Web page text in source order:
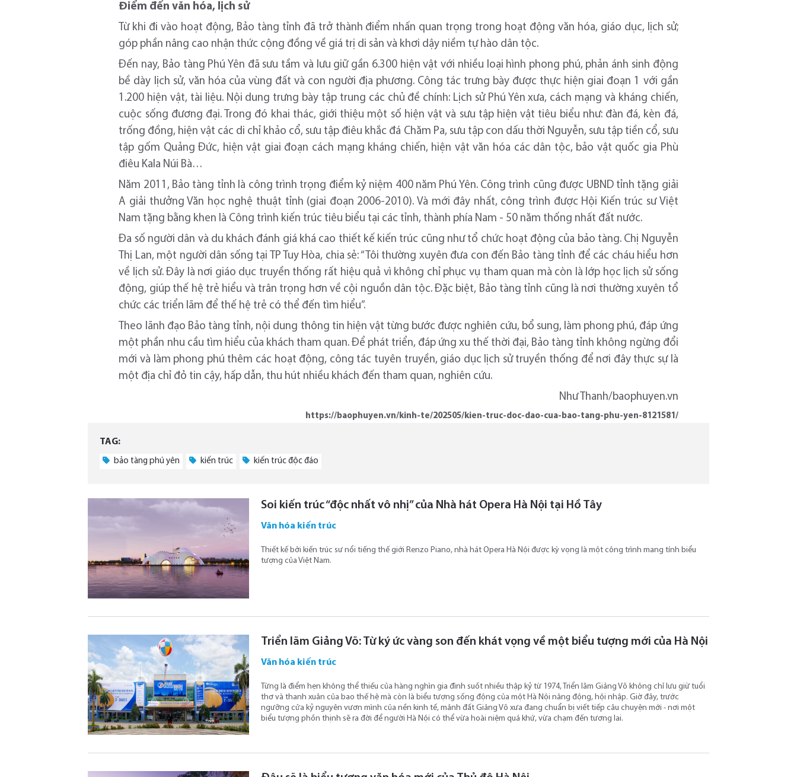
Điểm đến văn hóa, lịch sử
Từ khi đi vào hoạt động, Bảo tàng tỉnh đã trở thành điểm nhấn quan trọng trong hoạt động văn hóa, giáo dục, lịch sử;
góp phần nâng cao nhận thức cộng đồng về giá trị di sản và khơi dậy niềm tự hào dân tộc.
Đến nay, Bảo tàng Phú Yên đã sưu tầm và lưu giữ gần 6.300 hiện vật với nhiều loại hình phong phú, phản ánh sinh động
bề dày lịch sử, văn hóa của vùng đất và con người địa phương. Công tác trưng bày được thực hiện giai đoạn 1 với gần
1.200 hiện vật, tài liệu. Nội dung trưng bày tập trung các chủ đề chính: Lịch sử Phú Yên xưa, cách mạng và kháng chiến,
cuộc sống đương đại. Trong đó khai thác, giới thiệu một số hiện vật và sưu tập hiện vật tiêu biểu như: đàn đá, kèn đá,
trống đồng, hiện vật các di chỉ khảo cổ, sưu tập điêu khắc đá Chăm Pa, sưu tập con dấu thời Nguyễn, sưu tập tiền cổ, sưu
tập gốm Quảng Đức, hiện vật giai đoạn cách mạng kháng chiến, hiện vật văn hóa các dân tộc, bảo vật quốc gia Phù
điêu Kala Núi Bà…
Năm 2011, Bảo tàng tỉnh là công trình trọng điểm kỷ niệm 400 năm Phú Yên. Công trình cũng được UBND tỉnh tặng giải
A giải thưởng Văn học nghệ thuật tỉnh (giai đoạn 2006-2010). Và mới đây nhất, công trình được Hội Kiến trúc sư Việt
Nam tặng bằng khen là Công trình kiến trúc tiêu biểu tại các tỉnh, thành phía Nam - 50 năm thống nhất đất nước.
Đa số người dân và du khách đánh giá khá cao thiết kế kiến trúc cũng như tổ chức hoạt động của bảo tàng. Chị Nguyễn
Thị Lan, một người dân sống tại TP Tuy Hòa, chia sẻ: “Tôi thường xuyên đưa con đến Bảo tàng tỉnh để các cháu hiểu hơn
về lịch sử. Đây là nơi giáo dục truyền thống rất hiệu quả vì không chỉ phục vụ tham quan mà còn là lớp học lịch sử sống
động, giúp thế hệ trẻ hiểu và trân trọng hơn về cội nguồn dân tộc. Đặc biệt, Bảo tàng tỉnh cũng là nơi thường xuyên tổ
chức các triển lãm để thế hệ trẻ có thể đến tìm hiểu”.
Theo lãnh đạo Bảo tàng tỉnh, nội dung thông tin hiện vật từng bước được nghiên cứu, bổ sung, làm phong phú, đáp ứng
một phần nhu cầu tìm hiểu của khách tham quan. Để phát triển, đáp ứng xu thế thời đại, Bảo tàng tỉnh không ngừng đổi
mới và làm phong phú thêm các hoạt động, công tác tuyên truyền, giáo dục lịch sử truyền thống để nơi đây thực sự là
một địa chỉ đỏ tin cậy, hấp dẫn, thu hút nhiều khách đến tham quan, nghiên cứu.
Như Thanh/baophuyen.vn
https://baophuyen.vn/kinh-te/202505/kien-truc-doc-dao-cua-bao-tang-phu-yen-8121581/
TAG:
bảo tàng phú yên kiến trúc kiến trúc độc đáo
Soi kiến trúc “độc nhất vô nhị” của Nhà hát Opera Hà Nội tại Hồ Tây
Văn hóa kiến trúc
Thiết kế bởi kiến trúc sư nổi tiếng thế giới Renzo Piano, nhà hát Opera Hà Nội được kỳ vọng là một công trình mang tính biểu
tượng của Việt Nam.
Triển lãm Giảng Võ: Từ ký ức vàng son đến khát vọng về một biểu tượng mới của Hà Nội
Văn hóa kiến trúc
Từng là điểm hẹn không thể thiếu của hàng nghìn gia đình suốt nhiều thập kỷ từ 1974, Triển lãm Giảng Võ không chỉ lưu giữ tuổi
thơ và thanh xuân của bao thế hệ mà còn là biểu tượng sống động của một Hà Nội năng động, hội nhập. Giờ đây, trước
ngưỡng cửa kỷ nguyên vươn mình của nền kinh tế, mảnh đất Giảng Võ xưa đang chuẩn bị viết tiếp câu chuyện mới - nơi một
biểu tượng phồn thịnh sẽ ra đời để người Hà Nội có thể vừa hoài niệm quá khứ, vừa chạm đến tương lai.